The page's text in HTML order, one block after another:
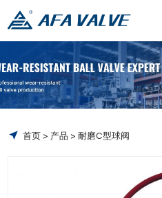
Select Language
首页 产品 耐磨C型球阀